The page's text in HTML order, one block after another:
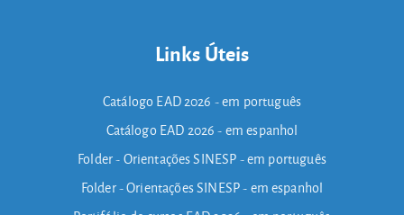
Links Úteis
Catálogo EAD 2026 - em português
Catálogo EAD 2026 - em espanhol
Folder - Orientações SINESP - em português
Folder - Orientações SINESP - em espanhol